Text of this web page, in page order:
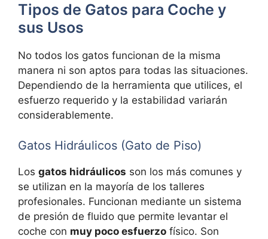
Tipos de Gatos para Coche y
sus Usos
No todos los gatos funcionan de la misma
manera ni son aptos para todas las situaciones.
Dependiendo de la herramienta que utilices, el
esfuerzo requerido y la estabilidad variarán
considerablemente.
Gatos Hidráulicos (Gato de Piso)
Los gatos hidráulicos son los más comunes y
se utilizan en la mayoría de los talleres
profesionales. Funcionan mediante un sistema
de presión de fluido que permite levantar el
coche con muy poco esfuerzo físico. Son